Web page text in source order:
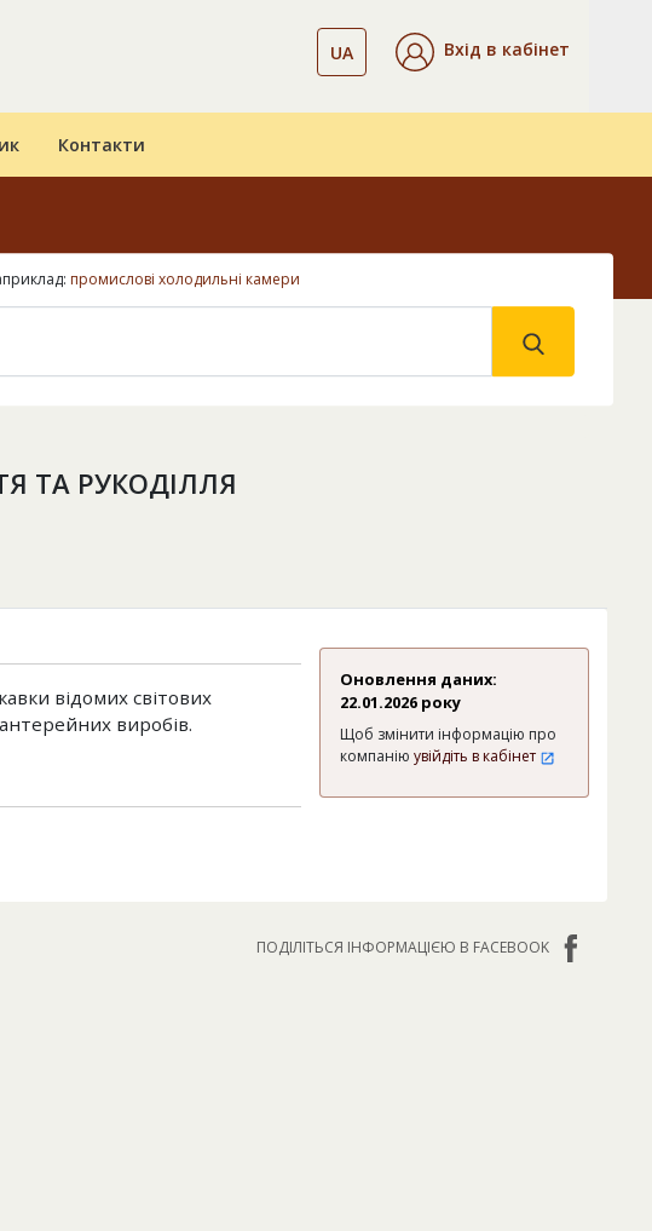
UA Вхід в кабінет
Контакти
промислові холодильні камери
ТА РУКОДІЛЛЯ
відомих світових
виробів.
Оновлення даних:
22.01.2026 року
Щоб змінити інформацію про
компанію увійдіть в кабінет
ПОДІЛІТЬСЯ ІНФОРМАЦІЄЮ В FACEBOOK